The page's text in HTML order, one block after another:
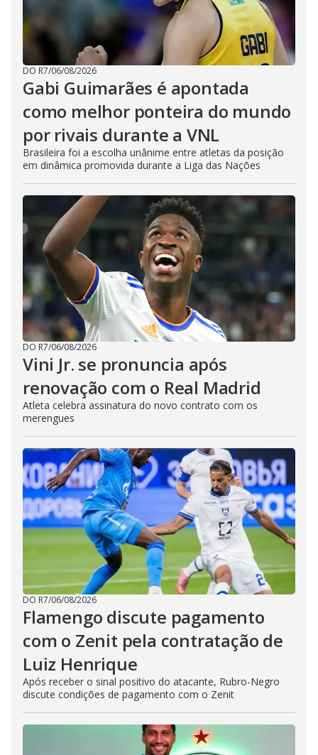
DO R7/06/08/2026
Gabi Guimarães é apontada
como melhor ponteira do mundo
por rivais durante a VNL
Brasileira foi a escolha unânime entre atletas da posição
em dinâmica promovida durante a Liga das Nações
DO R7/06/08/2026
Vini Jr. se pronuncia após
renovação com o Real Madrid
Atleta celebra assinatura do novo contrato com os
merengues
DO R7/06/08/2026
Flamengo discute pagamento
com o Zenit pela contratação de
Luiz Henrique
Após receber o sinal positivo do atacante, Rubro-Negro
discute condições de pagamento com o Zenit